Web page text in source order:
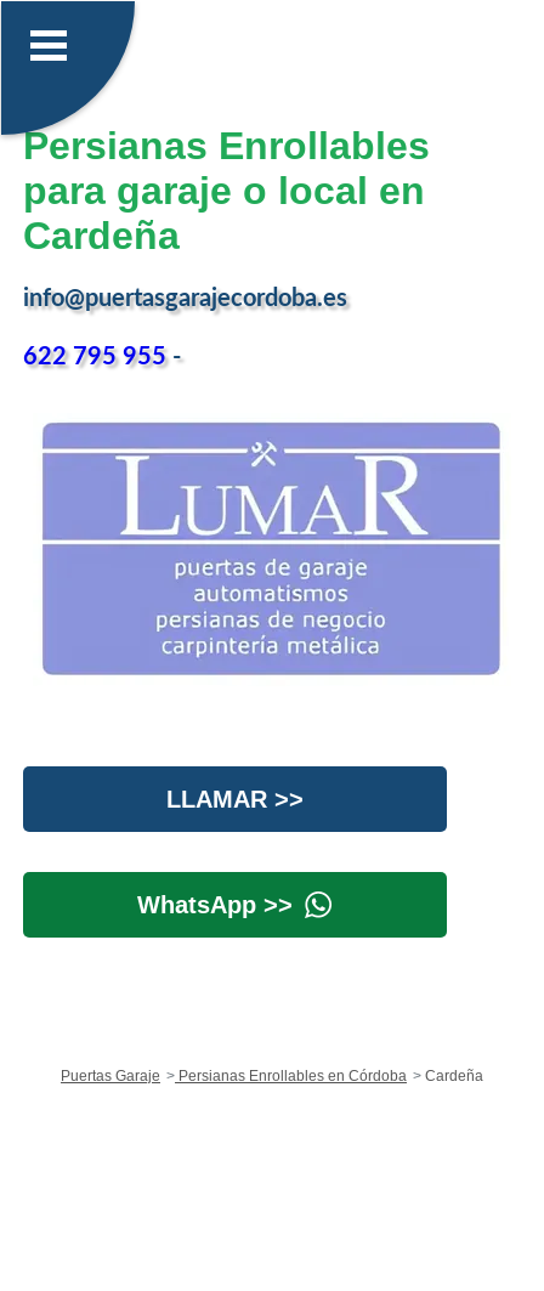
Persianas Enrollables
para garaje o local en
Cardeña
info@puertasgarajecordoba.es
622 795 955-
LLAMAR >>
WhatsApp >>
Puertas Garaje Persianas Enrollables en Córdoba Cardeña